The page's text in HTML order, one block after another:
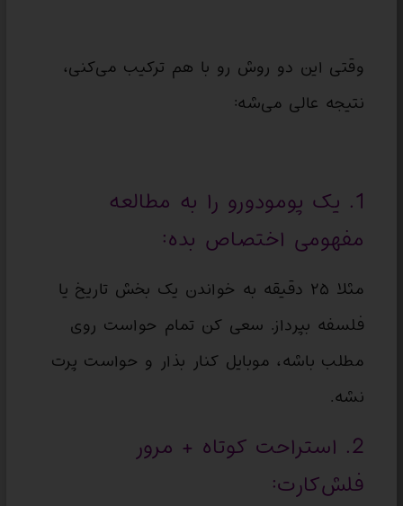
وقتی این دو روش رو با هم ترکیب می‌کنی،
نتیجه عالی می‌شه:
1. یک پومودورو را به مطالعه
مفهومی اختصاص بده:
مثلا ۲۵ دقیقه به خواندن یک بخش تاریخ یا
فلسفه بپرداز. سعی کن تمام حواست روی
مطلب باشه، موبایل کنار بذار و حواست پرت
نشه.
2. استراحت کوتاه + مرور
فلش‌کارت: